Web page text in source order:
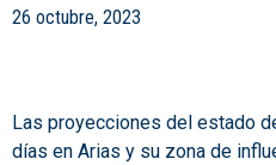
26 octubre, 2023
Las proyecciones del estado
días en Arias y su zona de